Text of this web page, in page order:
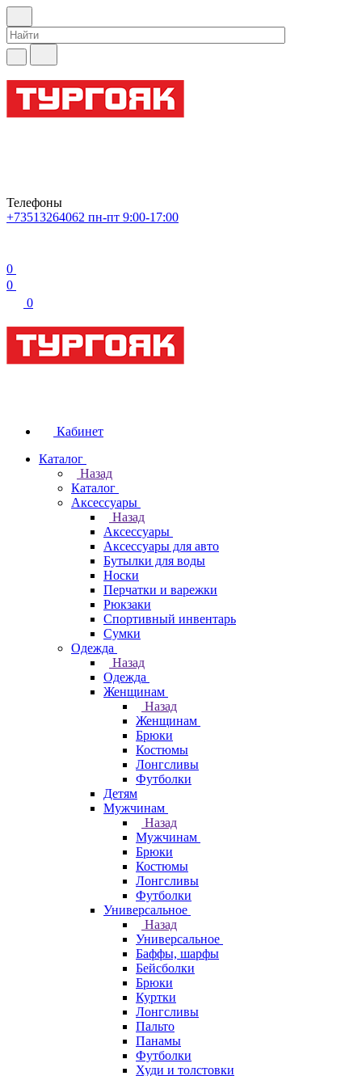
Телефоны
+73513264062 пн-пт 9:00-17:00
0
0
0
Кабинет
Каталог
Назад
Каталог
Аксессуары
Назад
Аксессуары
Аксессуары для авто
Бутылки для воды
Носки
Перчатки и варежки
Рюкзаки
Спортивный инвентарь
Сумки
Одежда
Назад
Одежда
Женщинам
Назад
Женщинам
Брюки
Костюмы
Лонгсливы
Футболки
Детям
Мужчинам
Назад
Мужчинам
Брюки
Костюмы
Лонгсливы
Футболки
Универсальное
Назад
Универсальное
Баффы, шарфы
Бейсболки
Брюки
Куртки
Лонгсливы
Пальто
Панамы
Футболки
Худи и толстовки